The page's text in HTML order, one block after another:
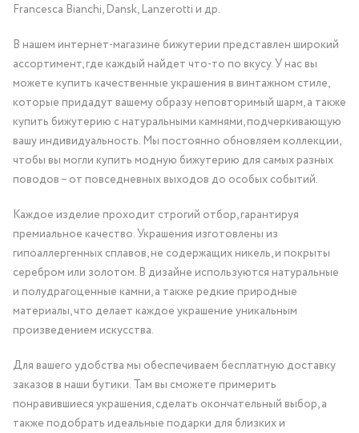
Francesca Bianchi, Dansk, Lanzerotti и др.
В нашем интернет-магазине бижутерии представлен широкий
ассортимент, где каждый найдет что-то по вкусу. У нас вы
можете купить качественные украшения в винтажном стиле,
которые придадут вашему образу неповторимый шарм, а также
купить бижутерию с натуральными камнями, подчеркивающую
вашу индивидуальность. Мы постоянно обновляем коллекции,
чтобы вы могли купить модную бижутерию для самых разных
поводов – от повседневных выходов до особых событий.
Каждое изделие проходит строгий отбор, гарантируя
премиальное качество. Украшения изготовлены из
гипоаллергенных сплавов, не содержащих никель, и покрыты
серебром или золотом. В дизайне используются натуральные
и полудрагоценные камни, а также редкие природные
материалы, что делает каждое украшение уникальным
произведением искусства.
Для вашего удобства мы обеспечиваем бесплатную доставку
заказов в наши бутики. Там вы сможете примерить
понравившиеся украшения, сделать окончательный выбор, а
также подобрать идеальные подарки для близких и